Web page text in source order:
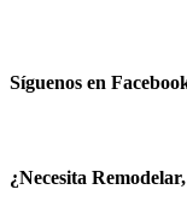
Síguenos en
¿Necesita